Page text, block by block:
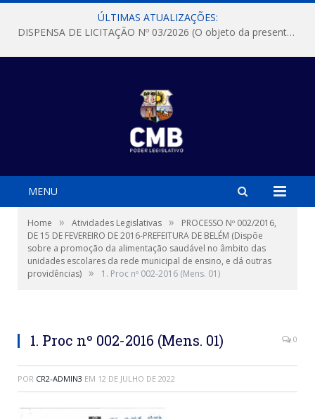
ÚLTIMAS ATUALIZAÇÕES:
DISPENSA DE LICITAÇÃO Nº 03/2026 (O objeto da presente dispensa é a escolha da proposta mais vantajosa para a aquisição, de aparelhos de ar condicionado, tipo Split, com material de instalação e fogão industrial, conforme condições, quantidades e exigências estabelecidas no termo de referencia e neste aviso de contratação direta e seus anexos)
MENU
Home » Atividades Legislativas »
PROCESSO Nº 002/2016,
DE 15 DE FEVEREIRO DE 2016-PREFEITURA DE BELÉM (Dispõe
sobre a promoção da alimentação saudável no âmbito das
unidades escolares da rede municipal de ensino, e dá outras
providências) » 1. Proc nº 002-2016 (Mens. 01)
1. Proc nº 002-2016 (Mens. 01) 0
POR CR2-ADMIN3 EM 12 DE JULHO DE 2022